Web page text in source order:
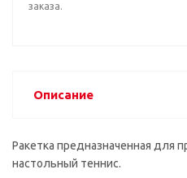
заказа.
Описание
Ракетка предназначенная для
настольный теннис.